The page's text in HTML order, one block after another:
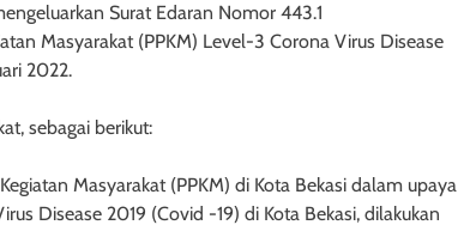
Surat Edaran Nomor 443.1
Masyarakat (PPKM) Level-3 Corona Virus Disease
2022.
sebagai berikut:
Masyarakat (PPKM) di Kota Bekasi dalam upaya
Disease 2019 (Covid -19) di Kota Bekasi, dilakukan